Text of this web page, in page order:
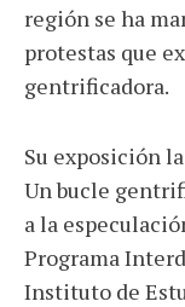
región se ha
protestas que
gentrificadora.
Su exposición
Un bucle
a la
Programa
Instituto de